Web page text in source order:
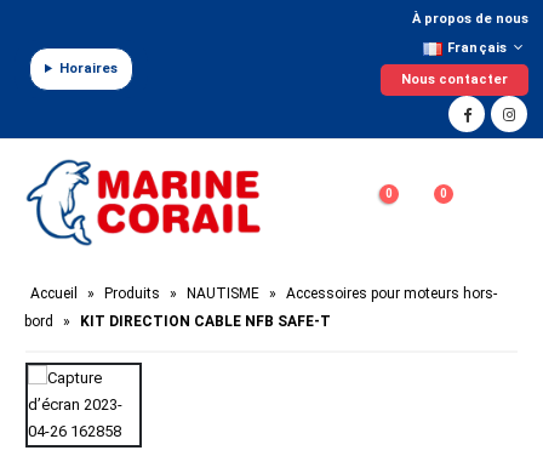
Horaires
À propos de nous
Français
Nous contacter
0 0
Accueil » Produits » NAUTISME »
Accessoires pour moteurs hors-
bord
» KIT DIRECTION CABLE NFB SAFE-T